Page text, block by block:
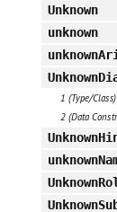
Unknown
unknown
1 (Type/Class)
2 (Data